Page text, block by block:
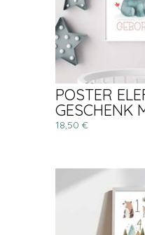
POSTER
GESCHENK
18,50 €